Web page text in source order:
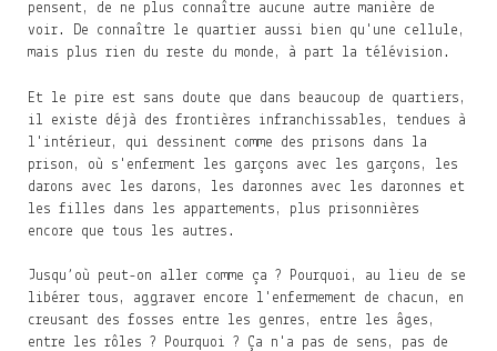
pensent, de ne plus connaître aucune autre manière de
voir. De connaître le quartier aussi bien qu'une cellule,
mais plus rien du reste du monde, à part la télévision.
Et le pire est sans doute que dans beaucoup de quartiers,
il existe déjà des frontières infranchissables, tendues à
l'intérieur, qui dessinent comme des prisons dans la
prison, où s'enferment les garçons avec les garçons, les
darons avec les darons, les daronnes avec les daronnes et
les filles dans les appartements, plus prisonnières
encore que tous les autres.
Jusqu’où peut-on aller comme ça ? Pourquoi, au lieu de se
libérer tous, aggraver encore l'enfermement de chacun, en
creusant des fosses entre les genres, entre les âges,
entre les rôles ? Pourquoi ? Ça n'a pas de sens, pas de